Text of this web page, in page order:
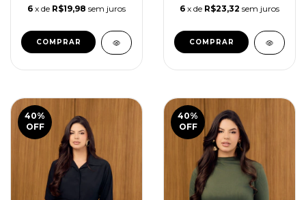
6 x de R$19,98 sem juros
COMPRAR
6 x de R$23,32 sem juros
COMPRAR
40%
OFF
40%
OFF